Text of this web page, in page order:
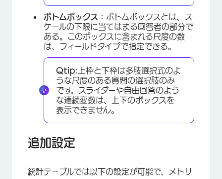
ボトムボックス： ボトムボックスとは、ス
ケールの下限に当てはまる回答者の部分で
ある。このボックスに含まれる尺度の数
は、フィールドタイプで指定できる。
Qtip: 上枠と下枠は多肢選択式のよ
うな尺度のある質問の選択肢のみ
です。スライダーや自由回答のよう
な連続変数は、上下のボックスを
表示できません。
追加設定
統計テーブルでは以下の設定が可能で、メトリ